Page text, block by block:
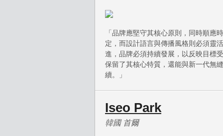
「品牌應堅守其核心原則，同時順應
定，而設計語言與傳播風格則必須靈
進，品牌必須持續發展，以反映目標
保留了其核心特質，還能與新一代無
續。」
Iseo Park
韓國 首爾